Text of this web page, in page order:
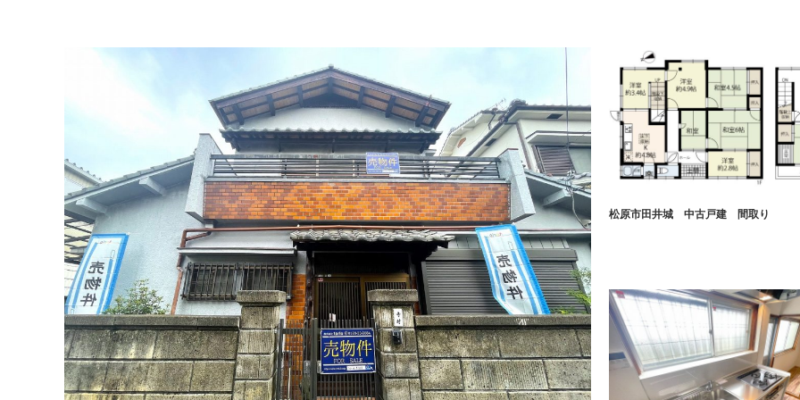
松原市田井城 中古戸建 間取り